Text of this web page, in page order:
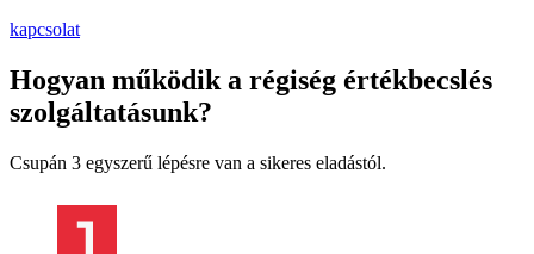
kapcsolat
Hogyan működik a régiség értékbecslés
szolgáltatásunk?
Csupán 3 egyszerű lépésre van a sikeres eladástól.